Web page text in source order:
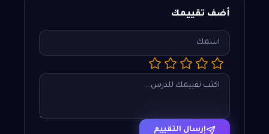
أضف تقييمك
إرسال التقييم